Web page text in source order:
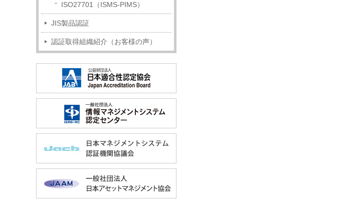
ISO27701（ISMS-PIMS）
JIS製品認証
認証取得組織紹介（お客様の声）